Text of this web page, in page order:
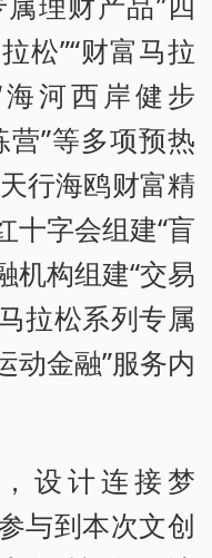
松”“财富马拉
海河西岸健步
营”等多项预热
行海鸥财富精
十字会组建“盲
机构组建“交易
拉松系列专属
动金融”服务内
设计连接梦
与到本次文创